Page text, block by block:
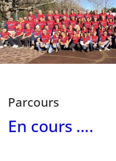
Parcours
En cours ….